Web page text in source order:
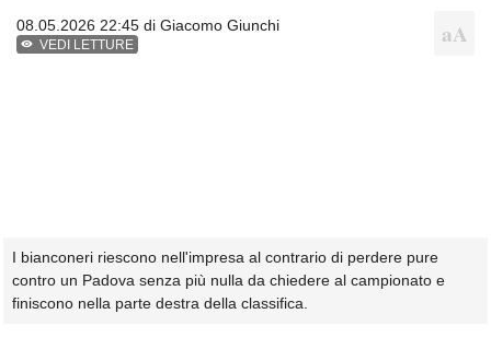
08.05.2026 22:45 di Giacomo Giunchi
VEDI LETTURE
I bianconeri riescono nell'impresa al contrario di perdere pure
contro un Padova senza più nulla da chiedere al campionato e
finiscono nella parte destra della classifica.